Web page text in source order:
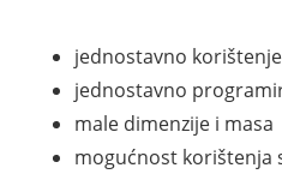
jednostavno korištenje
jednostavno
male dimenzije i masa
mogućnost korištenja